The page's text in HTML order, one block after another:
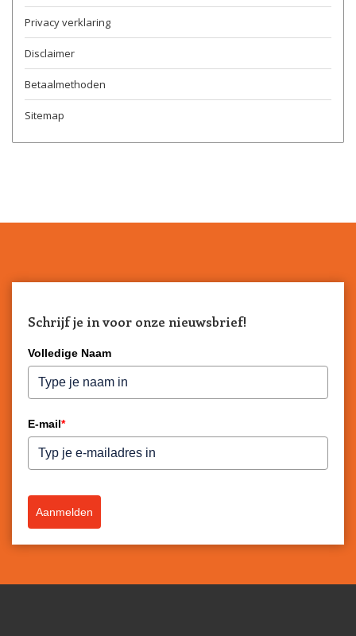
Privacy verklaring
Disclaimer
Betaalmethoden
Sitemap
Schrijf je in voor onze nieuwsbrief!
Volledige Naam
E-mail*
Aanmelden